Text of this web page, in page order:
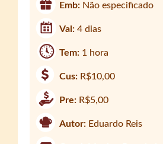
Emb: Não especificado
Val:4 dias
Tem: 1 hora
Cus: R$10,00
Pre: R$5,00
Autor: Eduardo Reis